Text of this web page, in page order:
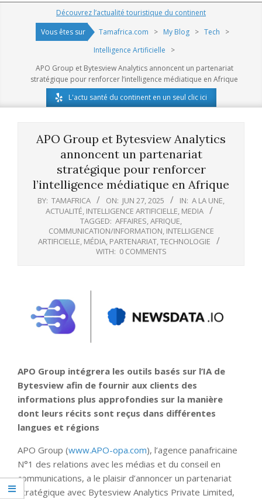
Navigation
Découvrez l’actualité touristique du continent
Vous êtes sur
Tamafrica.com > My Blog > Tech
>
Intelligence Artificielle
>
APO Group et Bytesview Analytics annoncent un partenariat
stratégique pour renforcer l’intelligence médiatique en Afrique
L'actu santé du continent en un seul clic ici
APO Group et Bytesview Analytics
annoncent un partenariat
stratégique pour renforcer
l’intelligence médiatique en Afrique
BY: TAMAFRICA ON: JUN 27, 2025 IN: A LA UNE,
ACTUALITÉ, INTELLIGENCE ARTIFICIELLE, MEDIA
TAGGED: AFFAIRES,AFRIQUE,
COMMUNICATION/INFORMATION, INTELLIGENCE
ARTIFICIELLE, MÉDIA, PARTENARIAT,TECHNOLOGIE
WITH: 0 COMMENTS
APO Group intégrera les outils basés sur l’IA de
Bytesview afin de fournir aux clients des
informations plus approfondies sur la manière
dont leurs récits sont reçus dans différentes
langues et régions
APO Group (www.APO-opa.com), l’agence panafricaine
N°1 des relations avec les médias et du conseil en
communications, a le plaisir d’annoncer un partenariat
stratégique avec Bytesview Analytics Private Limited,